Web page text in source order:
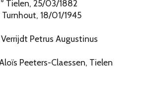
° Tielen, 25/03/1882
Turnhout, 18/01/1945
Petrus Augustinus
Peeters-Claessen, Tielen